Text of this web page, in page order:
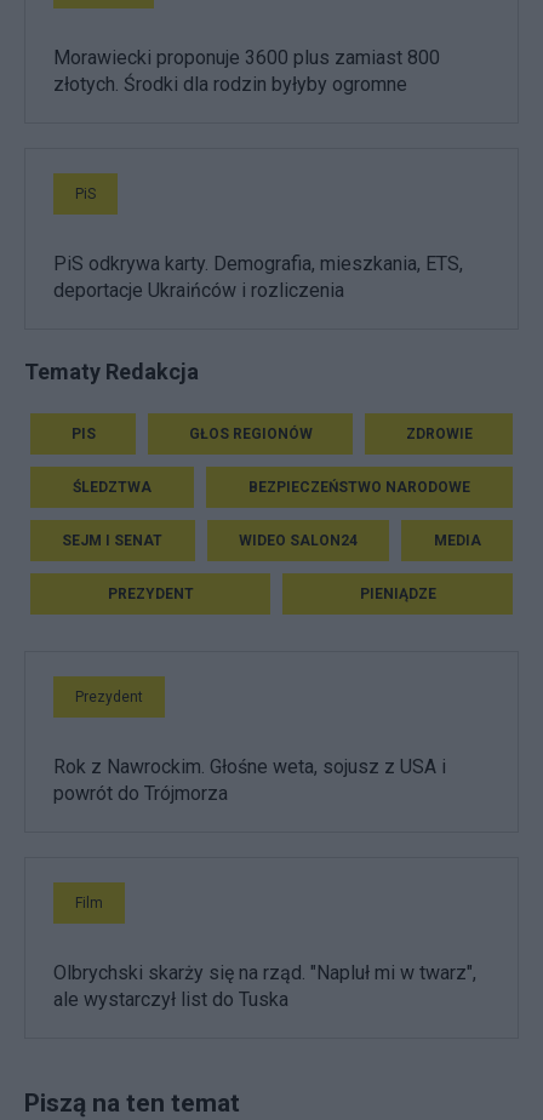
Morawiecki proponuje 3600 plus zamiast 800
złotych. Środki dla rodzin byłyby ogromne
PiS
PiS odkrywa karty. Demografia, mieszkania, ETS,
deportacje Ukraińców i rozliczenia
Tematy Redakcja
PIS GŁOS REGIONÓW ZDROWIE
ŚLEDZTWA BEZPIECZEŃSTWO NARODOWE
SEJM I SENAT WIDEO SALON24 MEDIA
PREZYDENT PIENIĄDZE
Prezydent
Rok z Nawrockim. Głośne weta, sojusz z USA i
powrót do Trójmorza
Film
Olbrychski skarży się na rząd. "Napluł mi w twarz",
ale wystarczył list do Tuska
Piszą na ten temat